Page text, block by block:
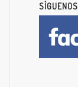
SÍGUENOS